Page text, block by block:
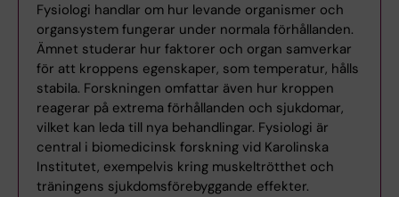
Fysiologi handlar om hur levande organismer och
organsystem fungerar under normala förhållanden.
Ämnet studerar hur faktorer och organ samverkar
för att kroppens egenskaper, som temperatur, hålls
stabila. Forskningen omfattar även hur kroppen
reagerar på extrema förhållanden och sjukdomar,
vilket kan leda till nya behandlingar. Fysiologi är
central i biomedicinsk forskning vid Karolinska
Institutet, exempelvis kring muskeltrötthet och
träningens sjukdomsförebyggande effekter.